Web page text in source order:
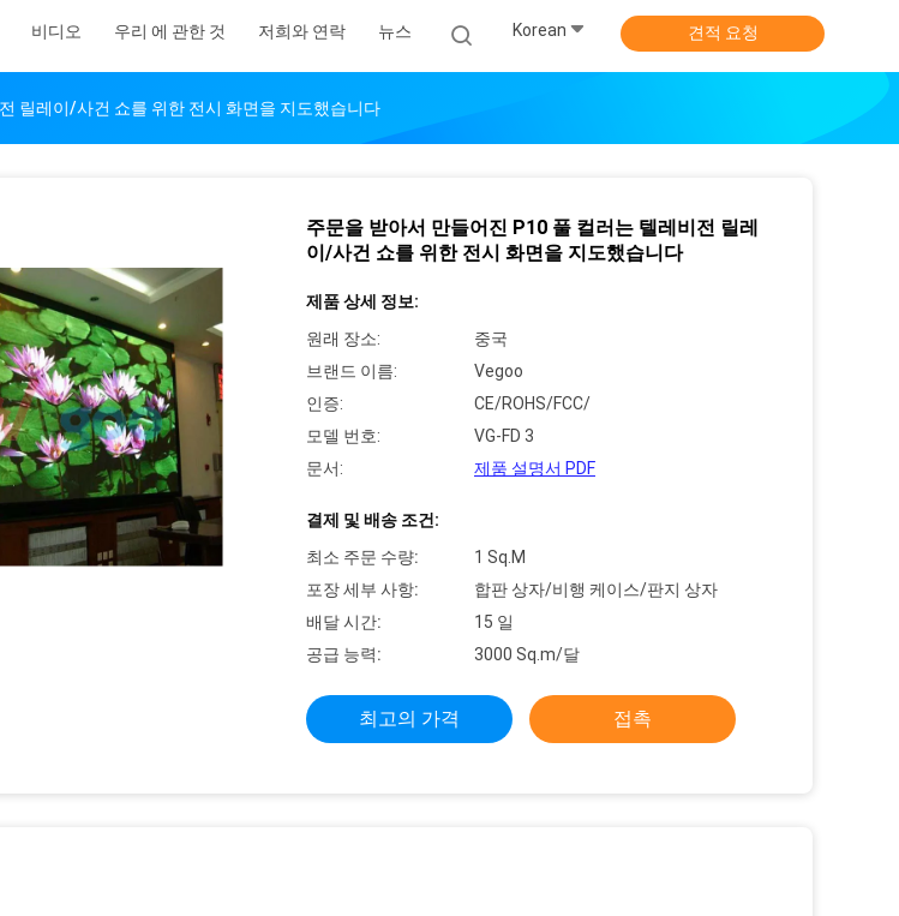
비디오 우리 에 관한 것 저희와 연락 뉴스 Korean 견적 요청
릴레이/사건 쇼를 위한 전시 화면을 지도했습니다
주문을 받아서 만들어진 P10 풀 컬러는 텔레비전 릴레
이/사건 쇼를 위한 전시 화면을 지도했습니다
제품 상세 정보:
원래 장소:
중국
브랜드 이름:
Vegoo
인증:
CE/ROHS/FCC/
모델 번호:
VG-FD 3
문서:
제품 설명서 PDF
결제 및 배송 조건:
최소 주문 수량:
1 Sq.M
포장 세부 사항:
합판 상자/비행 케이스/판지 상자
배달 시간:
15 일
공급 능력:
3000 Sq.m/달
최고의 가격 접촉